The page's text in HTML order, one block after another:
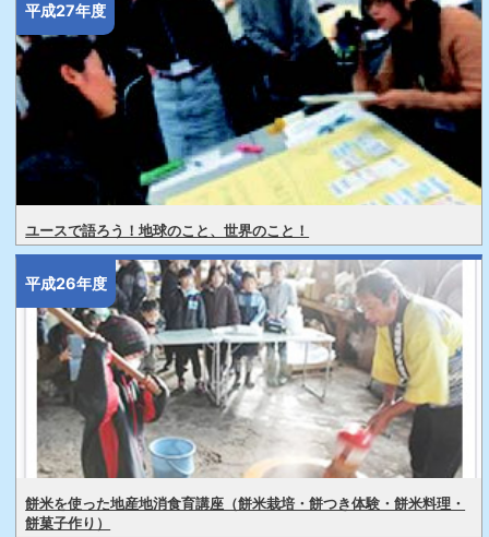
平成27年度
ユースで語ろう！地球のこと、世界のこと！
平成26年度
餅米を使った地産地消食育講座（餅米栽培・餅つき体験・餅米料理・
餅菓子作り）